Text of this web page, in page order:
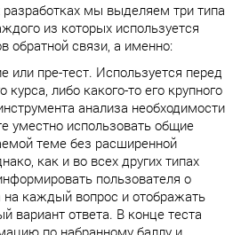
разработках мы выделяем три типа
из которых используется
обратной связи, а именно:
или пре-тест. Используется перед
курса, либо какого-то его крупного
анализа необходимости
уместно использовать общие
теме без расширенной
как и во всех других типах
пользователя о
на каждый вопрос и отображать
вариант ответа. В конце теста